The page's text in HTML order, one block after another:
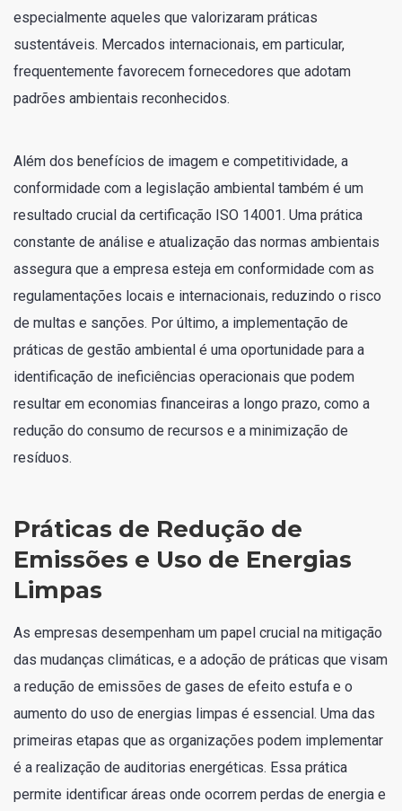
especialmente aqueles que valorizaram práticas
sustentáveis. Mercados internacionais, em particular,
frequentemente favorecem fornecedores que adotam
padrões ambientais reconhecidos.
Além dos benefícios de imagem e competitividade, a
conformidade com a legislação ambiental também é um
resultado crucial da certificação ISO 14001. Uma prática
constante de análise e atualização das normas ambientais
assegura que a empresa esteja em conformidade com as
regulamentações locais e internacionais, reduzindo o risco
de multas e sanções. Por último, a implementação de
práticas de gestão ambiental é uma oportunidade para a
identificação de ineficiências operacionais que podem
resultar em economias financeiras a longo prazo, como a
redução do consumo de recursos e a minimização de
resíduos.
Práticas de Redução de
Emissões e Uso de Energias
Limpas
As empresas desempenham um papel crucial na mitigação
das mudanças climáticas, e a adoção de práticas que visam
a redução de emissões de gases de efeito estufa e o
aumento do uso de energias limpas é essencial. Uma das
primeiras etapas que as organizações podem implementar
é a realização de auditorias energéticas. Essa prática
permite identificar áreas onde ocorrem perdas de energia e